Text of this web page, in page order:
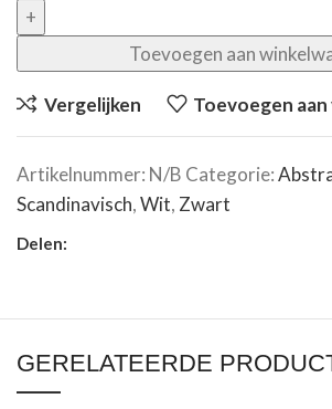
Toevoegen aan
Vergelijken Toevoegen
Artikelnummer: N/B Categorie:
Scandinavisch,Wit, Zwart
Delen:
GERELATEERDE